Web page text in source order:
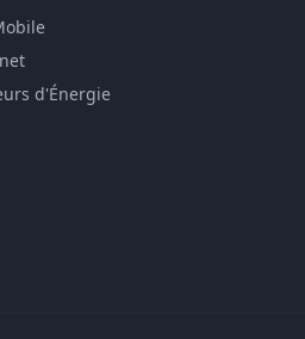
d'Énergie